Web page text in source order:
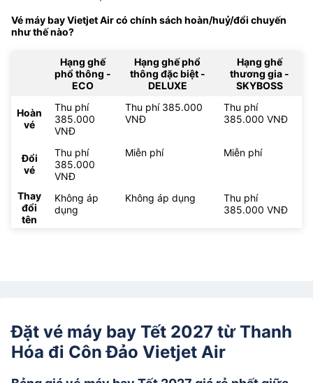
Vé máy bay Vietjet Air có chính sách hoàn/huỷ/đổi chuyến
như thế nào?
Hạng ghế
phổ thông -
ECO
Hạng ghế phổ
thông đặc biệt -
DELUXE
Hạng ghế
thương gia -
SKYBOSS
Hoàn
vé
Thu phí
385.000
VNĐ
Thu phí 385.000
VNĐ
Thu phí
385.000 VNĐ
Đổi
vé
Thu phí
385.000
VNĐ
Miễn phí Miễn phí
Thay
đổi
tên
Không áp
dụng
Không áp dụng
Thu phí
385.000 VNĐ
Đặt vé máy bay Tết 2027 từ Thanh
Hóa đi Côn Đảo Vietjet Air